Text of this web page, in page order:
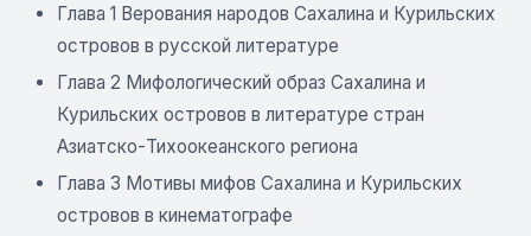
Глава 1 Верования народов Сахалина и Курильских
островов в русской литературе
Глава 2 Мифологический образ Сахалина и
Курильских островов в литературе стран
Азиатско-Тихоокеанского региона
Глава 3 Мотивы мифов Сахалина и Курильских
островов в кинематографе